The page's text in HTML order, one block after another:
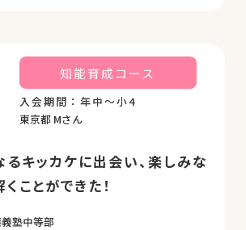
と早くチャイルド・アイズに出会え
す。とても良い教材と優しく指導し
り合え感謝しています。学年が上が
には想像がつかないほど学力が上が
学部を目指すまでになりました。こ
チャイルド・アイズで知育を学べた
。ありがとうござました。
知能育成コース
入会期間：年中～小4
東京都 Mさん
キッカケに出会い、楽しみな
ことができた！
塾中等部